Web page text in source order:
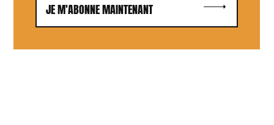
JE M'ABONNE MAINTENANT